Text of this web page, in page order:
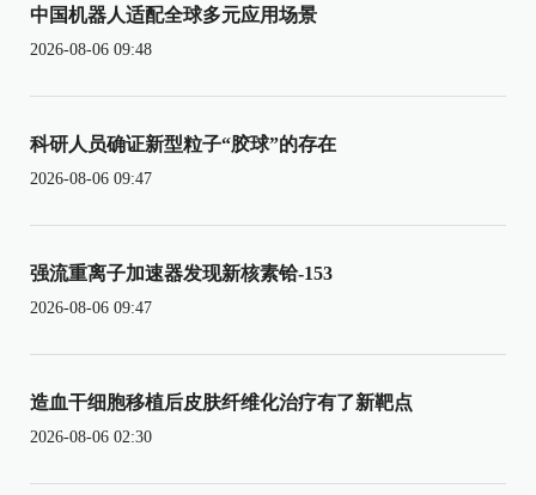
中国机器人适配全球多元应用场景
2026-08-06 09:48
科研人员确证新型粒子“胶球”的存在
2026-08-06 09:47
强流重离子加速器发现新核素铪-153
2026-08-06 09:47
造血干细胞移植后皮肤纤维化治疗有了新靶点
2026-08-06 02:30